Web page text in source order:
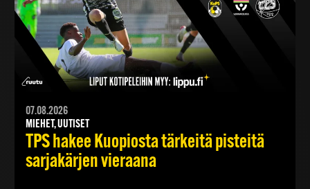
07.08.2026
MIEHET, UUTISET
TPS hakee Kuopiosta tärkeitä pisteitä
sarjakärjen vieraana